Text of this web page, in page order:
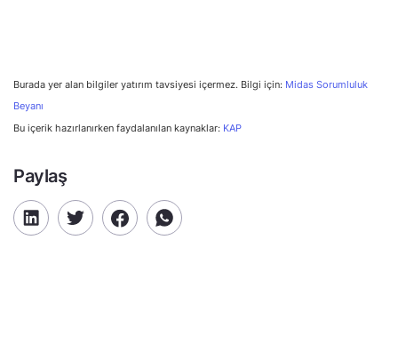
Burada yer alan bilgiler yatırım tavsiyesi içermez. Bilgi için: Midas Sorumluluk
Beyanı
Bu içerik hazırlanırken faydalanılan kaynaklar: KAP
Paylaş